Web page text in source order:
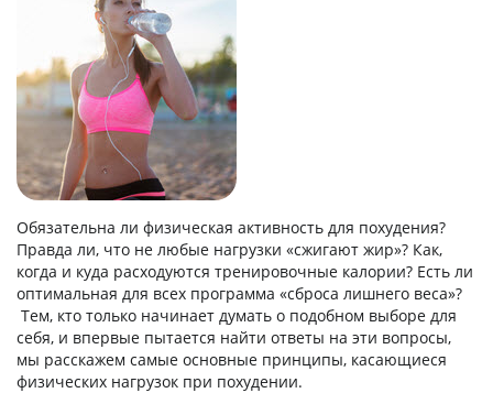
Обязательна ли физическая активность для похудения?
Правда ли, что не любые нагрузки «сжигают жир»? Как,
когда и куда расходуются тренировочные калории? Есть ли
оптимальная для всех программа «сброса лишнего веса»?
Тем, кто только начинает думать о подобном выборе для
себя, и впервые пытается найти ответы на эти вопросы,
мы расскажем самые основные принципы, касающиеся
физических нагрузок при похудении.